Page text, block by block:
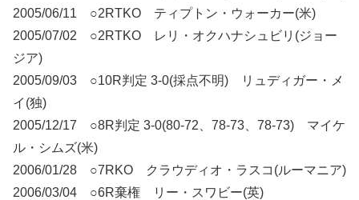
2005/06/11 ○2RTKO ティプトン・ウォーカー(米)
2005/07/02 ○2RTKO レリ・オクハナシュビリ(ジョー
ジア)
2005/09/03 ○10R判定 3-0(採点不明) リュディガー・メ
イ(独)
2005/12/17 ○8R判定 3-0(80-72、78-73、78-73) マイケ
ル・シムズ(米)
2006/01/28 ○7RKO クラウディオ・ラスコ(ルーマニア)
2006/03/04 ○6R棄権 リー・スワビー(英)